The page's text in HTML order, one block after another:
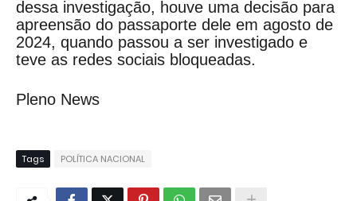
dessa investigação, houve uma decisão para
apreensão do passaporte dele em agosto de
2024, quando passou a ser investigado e
teve as redes sociais bloqueadas.
Pleno News
Tags POLÍTICA NACIONAL